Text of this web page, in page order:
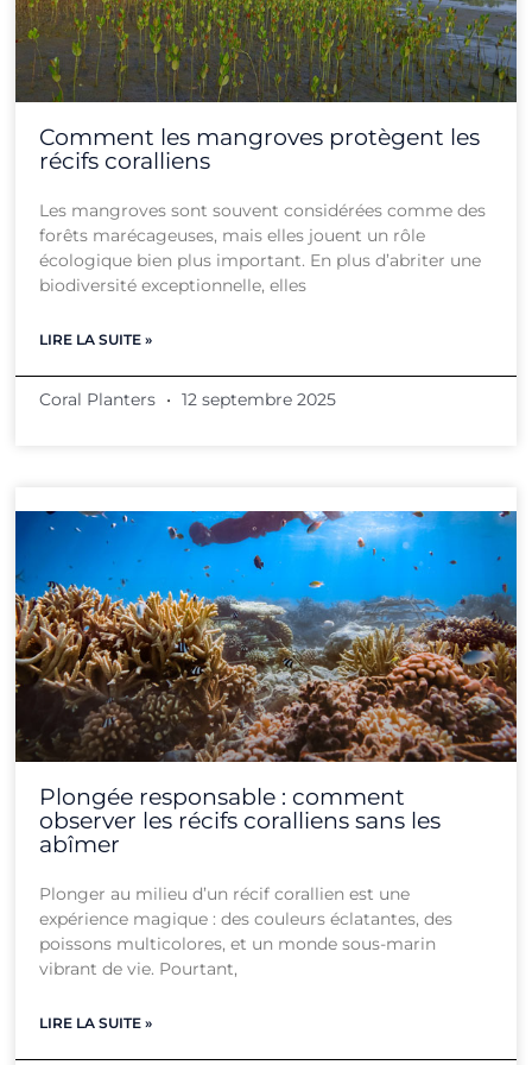
Comment les mangroves protègent les
récifs coralliens
Les mangroves sont souvent considérées comme des
forêts marécageuses, mais elles jouent un rôle
écologique bien plus important. En plus d’abriter une
biodiversité exceptionnelle, elles
LIRE LA SUITE »
Coral Planters 12 septembre 2025
Plongée responsable : comment
observer les récifs coralliens sans les
abîmer
Plonger au milieu d’un récif corallien est une
expérience magique : des couleurs éclatantes, des
poissons multicolores, et un monde sous-marin
vibrant de vie. Pourtant,
LIRE LA SUITE »